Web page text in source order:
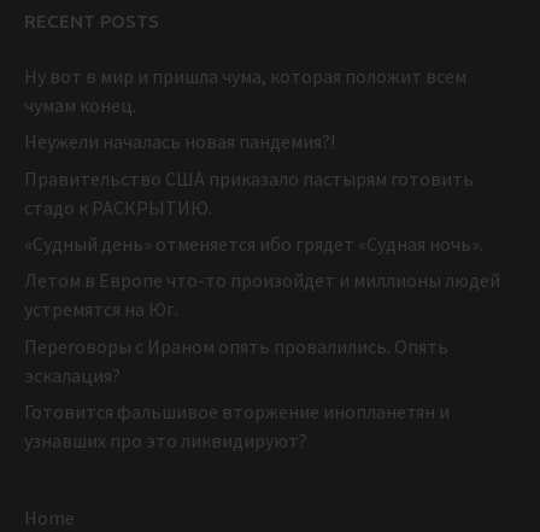
RECENT POSTS
Ну вот в мир и пришла чума, которая положит всем
чумам конец.
Неужели началась новая пандемия?!
Правительство США приказало пастырям готовить
стадо к РАСКРЫТИЮ.
«Судный день» отменяется ибо грядет «Судная ночь».
Летом в Европе что-то произойдет и миллионы людей
устремятся на Юг.
Переговоры с Ираном опять провалились. Опять
эскалация?
Готовится фальшивое вторжение инопланетян и
узнавших про это ликвидируют?
Home